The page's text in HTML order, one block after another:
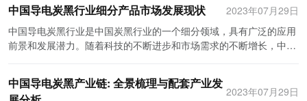
和未来趋势，为相关企业和投资者提供参考和决策依据。
整体竞争力和国际影响力。此外，投资者还应关注国际贸易政策和市
场准入要求的变化，合规经营，降低贸易壁垒风险。 最后，投资者还
应在市场营销和品牌建设上下功夫。导电炭黑市场竞争激烈，产品同
质化现象较为明显。投资者应通过市场调研和定位，挖掘不同市场细
品品牌知名度和美誉度，通过品牌优势巩固市场地位。 综上所述，针
对中国导电炭黑行业的投资战略规划，投资者应密切关注市场需求和
通过减少污染排放、提高产业标准和质量监管等方式，推动导电炭黑
行业的健康发展。 再次，中国导电炭黑行业将面临一些挑战。首先，
导电炭黑市场竞争激烈，国内外企业众多。在这个竞争激烈的市场环
境下，企业要保持竞争优势，需要不断提高产品质量和技术水平，降
水和废固体等环境问题。为了推动行业的可持续发展，企业需要加大
环保投入，采取更加先进的生产技术，减少对环境的影响。 最后，中
将企业的生产能力最大化地发挥了出来，满足不同市场需求，提高了
企业的市场竞争力。 其次，以山东嘉和炭黑有限公司为例。嘉和炭黑
是中国炭黑行业的龙头企业之一，主要生产导电炭黑和橡胶炭黑。在
生产设备先进、生产规模大，为企业的产能提供了强有力的支撑。同
先，中国导电炭黑行业在锂离子电池领域有着巨大需求。锂离子电池
作为现代绿色能源的代表，应用于电动汽车、储能设备、移动通信等
领域。其中，导电炭黑作为锂离子电池的重要组成材料，能够有效提
次，在橡胶制品领域，导电炭黑也具有广泛的应用前景。导电炭黑可
中国导电炭黑行业细分产品市场发展现状
2023年07月29日
中国导电炭黑行业是中国炭黑行业的一个细分领域，具有广泛的应用
前景和发展潜力。随着科技的不断进步和市场需求的不断增长，中国
首先，市场需求是中国导电炭黑行业发展的关键因素之一。中国作为
中国导电炭黑产业链: 全景梳理与配套产业发
2023年07月29日